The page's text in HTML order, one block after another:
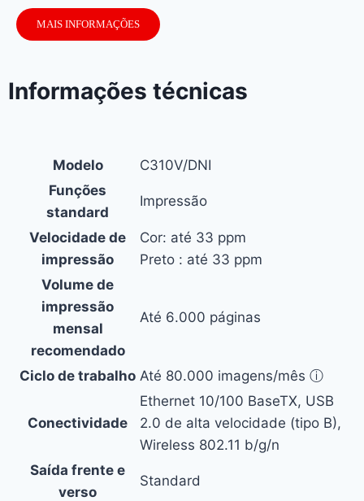
MAIS INFORMAÇÕES
Informações técnicas
Modelo
C310V/DNI
Funções
standard
Impressão
Velocidade de
impressão
Cor: até 33 ppm
Preto : até 33 ppm
Volume de
impressão
mensal
recomendado
Até 6.000 páginas
Ciclo de trabalho Até 80.000 imagens/mês ⓘ
Conectividade
Ethernet 10/100 BaseTX, USB
2.0 de alta velocidade (tipo B),
Wireless 802.11 b/g/n
Saída frente e
verso
Standard